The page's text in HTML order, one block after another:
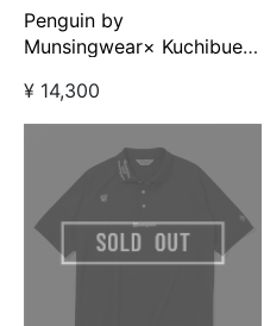
MUNSINGWEAR
Penguin by
Munsingwear× Kuchibue
ツ ネイビー 【GO/LOOK!限
定販売】
¥ 14,300